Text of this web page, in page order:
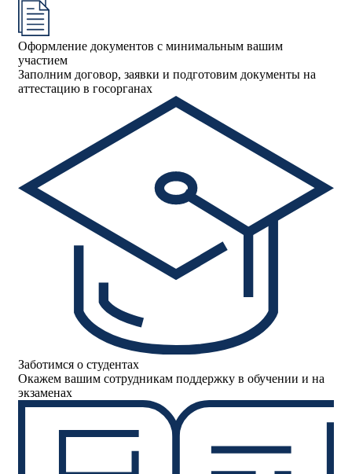
Оформление документов с минимальным вашим
участием
Заполним договор, заявки и подготовим документы на
аттестацию в госорганах
Заботимся о студентах
Окажем вашим сотрудникам поддержку в обучении и на
экзаменах